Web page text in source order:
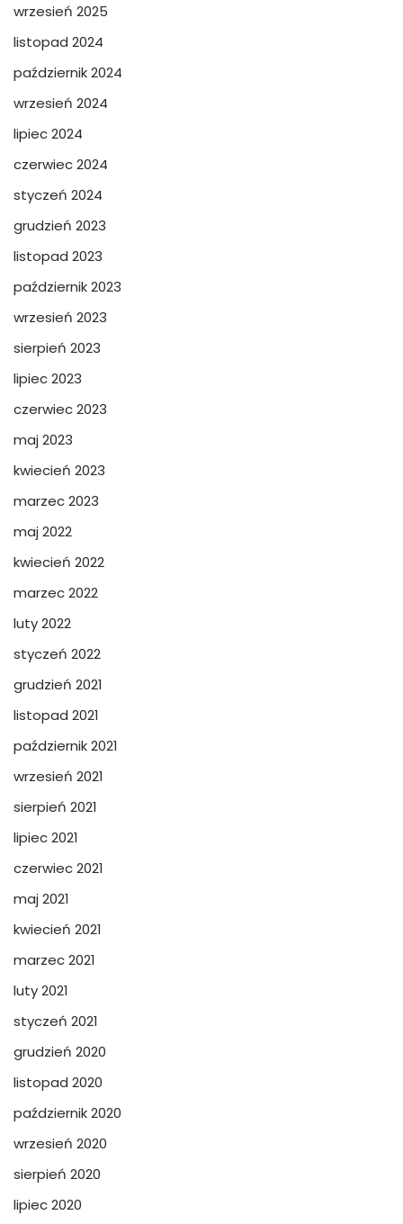
wrzesień 2025
listopad 2024
październik 2024
wrzesień 2024
lipiec 2024
czerwiec 2024
styczeń 2024
grudzień 2023
listopad 2023
październik 2023
wrzesień 2023
sierpień 2023
lipiec 2023
czerwiec 2023
maj 2023
kwiecień 2023
marzec 2023
maj 2022
kwiecień 2022
marzec 2022
luty 2022
styczeń 2022
grudzień 2021
listopad 2021
październik 2021
wrzesień 2021
sierpień 2021
lipiec 2021
czerwiec 2021
maj 2021
kwiecień 2021
marzec 2021
luty 2021
styczeń 2021
grudzień 2020
listopad 2020
październik 2020
wrzesień 2020
sierpień 2020
lipiec 2020